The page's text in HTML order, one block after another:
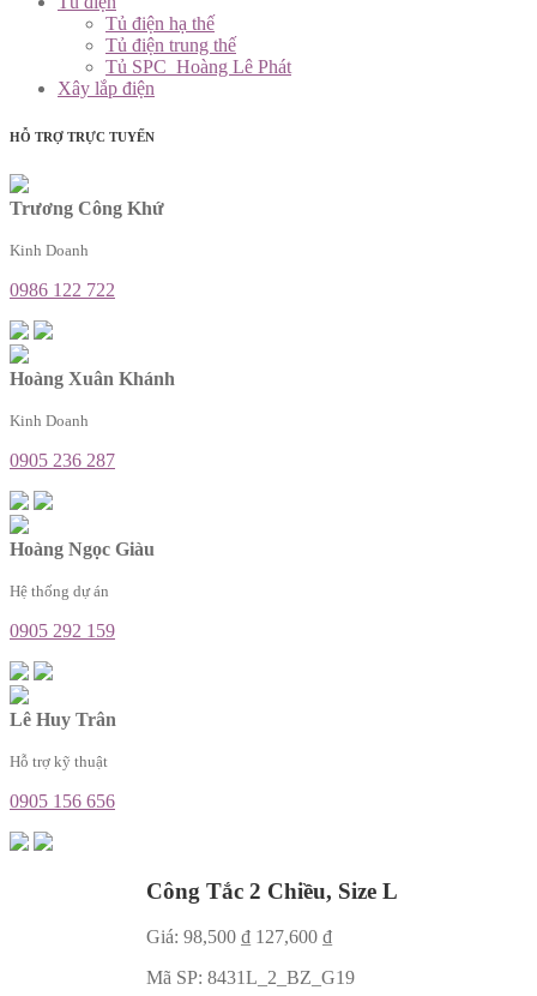
Tủ điện hạ thế
Tủ điện trung thế
Tủ SPC_Hoàng Lê Phát
Xây lắp điện
HỖ TRỢ TRỰC TUYẾN
Trương Công Khứ
Kinh Doanh
0986 122 722
Hoàng Xuân Khánh
Kinh Doanh
0905 236 287
Hoàng Ngọc Giàu
Hệ thống dự án
0905 292 159
Lê Huy Trân
Hỗ trợ kỹ thuật
0905 156 656
Công Tắc 2 Chiều, Size L
Giá: 98,500 ₫ 127,600 ₫
Mã SP: 8431L_2_BZ_G19